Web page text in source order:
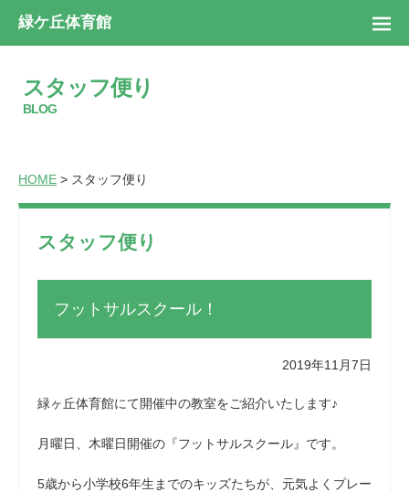
緑ケ丘体育館
スタッフ便り
BLOG
HOME > スタッフ便り
スタッフ便り
フットサルスクール！
2019年11月7日
緑ヶ丘体育館にて開催中の教室をご紹介いたします♪
月曜日、木曜日開催の『フットサルスクール』です。
5歳から小学校6年生までのキッズたちが、元気よくプレー